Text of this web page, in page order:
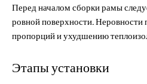
Перед началом сборки рамы
ровной поверхности. Неровности
пропорций и ухудшению
Этапы установки